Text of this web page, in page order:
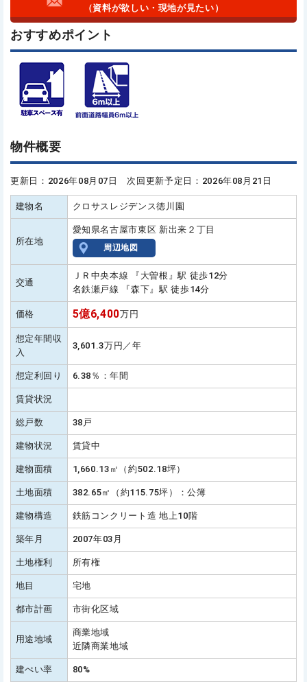
（資料が欲しい・現地が見たい）
おすすめポイント
物件概要
更新日：2026年08月07日 次回更新予定日：2026年08月21日
建物名 クロサスレジデンス徳川園
所在地
愛知県名古屋市東区 新出来２丁目
周辺地図
交通
ＪＲ中央本線 『大曽根』駅 徒歩12分
名鉄瀬戸線 『森下』駅 徒歩14分
価格 5億6,400万円
想定年間収
入
3,601.3万円／年
想定利回り 6.38％：年間
賃貸状況
総戸数 38戸
建物状況 賃貸中
建物面積 1,660.13㎡（約502.18坪）
土地面積 382.65㎡（約115.75坪）：公簿
建物構造 鉄筋コンクリート造 地上10階
築年月 2007年03月
土地権利 所有権
地目 宅地
都市計画 市街化区域
用途地域
商業地域
近隣商業地域
建ぺい率 80%